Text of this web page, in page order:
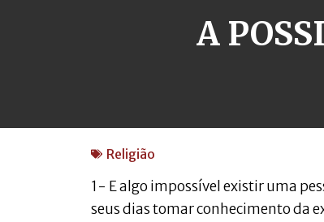
A
Religião
1- E algo impossível existir uma
seus dias tomar conhecimento da